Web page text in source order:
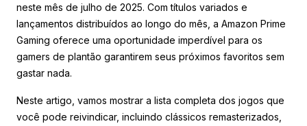
neste mês de julho de 2025. Com títulos variados e
lançamentos distribuídos ao longo do mês, a Amazon Prime
Gaming oferece uma oportunidade imperdível para os
gamers de plantão garantirem seus próximos favoritos sem
gastar nada.
Neste artigo, vamos mostrar a lista completa dos jogos que
você pode reivindicar, incluindo clássicos remasterizados,